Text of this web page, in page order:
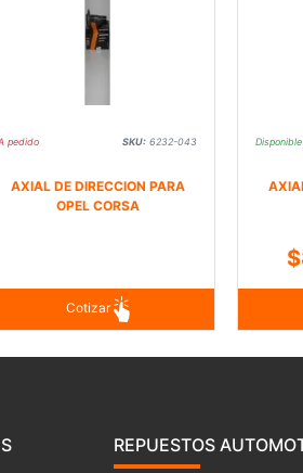
pedido SKU: 6232-043
AXIAL DE DIRECCION PARA
OPEL CORSA
Cotizar
Disponible
REPUESTOS